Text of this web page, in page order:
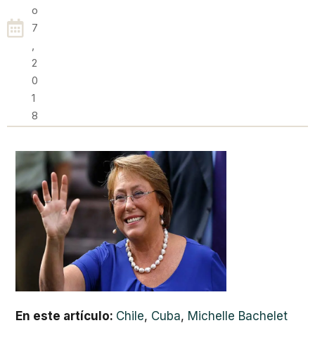
O
7
,
2
0
1
8
En este artículo: Chile, Cuba, Michelle Bachelet